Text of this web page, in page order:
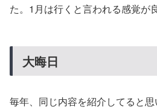
た。1月は行くと言われる感覚が
大晦日
毎年、同じ内容を紹介してると